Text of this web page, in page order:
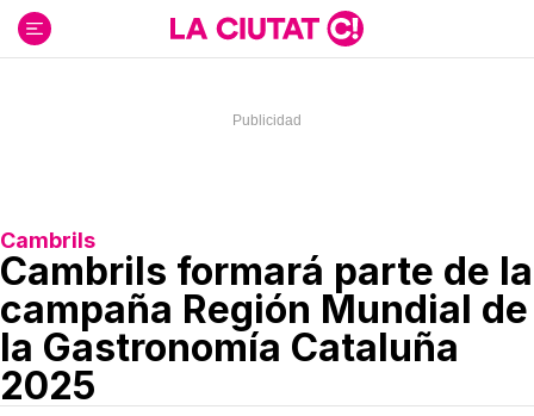
contenido
Cambrils
Cambrils formará parte de la
campaña Región Mundial de
la Gastronomía Cataluña
2025